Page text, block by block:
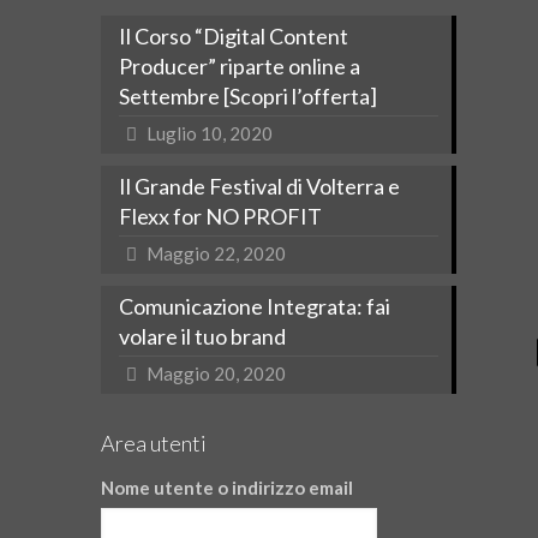
Il Corso “Digital Content
Producer” riparte online a
Settembre [Scopri l’offerta]
Luglio 10, 2020
Il Grande Festival di Volterra e
Flexx for NO PROFIT
Maggio 22, 2020
Comunicazione Integrata: fai
volare il tuo brand
Maggio 20, 2020
Area utenti
Nome utente o indirizzo email